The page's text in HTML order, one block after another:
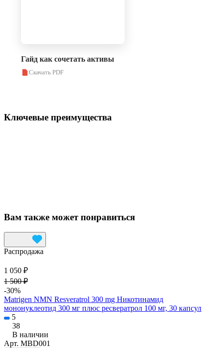
Гайд как сочетать активы
Скачать PDF
Ключевые преимущества
Вам также может понравиться
Распродажа
1 050 ₽
1 500 ₽
-30%
Matrigen NMN Resveratrol 300 mg Никотинамид
мононуклеотид 300 мг плюс ресвератрол 100 мг, 30 капсул
5
38
В наличии
Арт. MBD001